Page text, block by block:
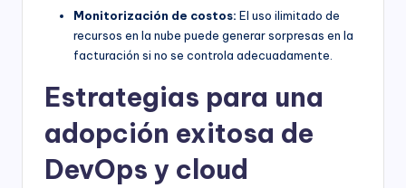
Monitorización de costos: El uso ilimitado de
recursos en la nube puede generar sorpresas en la
facturación si no se controla adecuadamente.
Estrategias para una
adopción exitosa de
DevOps y cloud